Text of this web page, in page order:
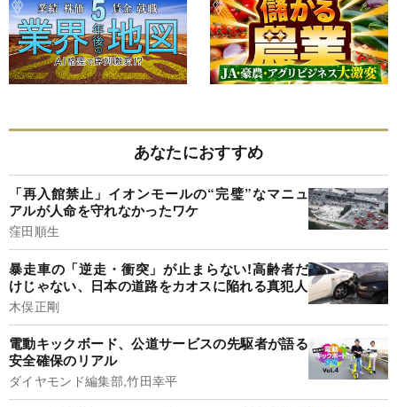
あなたにおすすめ
「再入館禁止」イオンモールの“完璧”なマニュ
アルが人命を守れなかったワケ
窪田順生
暴走車の「逆走・衝突」が止まらない!高齢者だ
けじゃない、日本の道路をカオスに陥れる真犯人
木俣正剛
電動キックボード、公道サービスの先駆者が語る
安全確保のリアル
ダイヤモンド編集部,竹田幸平